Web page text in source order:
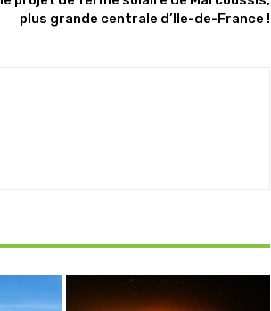
plus grande centrale d’Ile-de-France !